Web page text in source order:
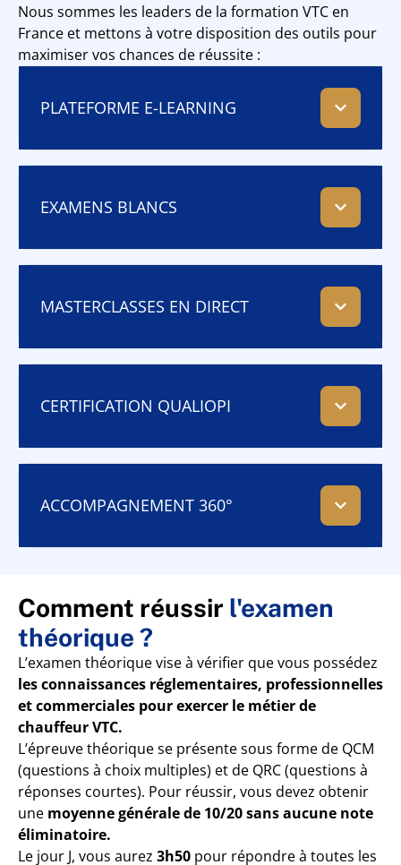
Nous sommes les leaders de la formation VTC en
France et mettons à votre disposition des outils pour
maximiser vos chances de réussite :
PLATEFORME E-LEARNING
EXAMENS BLANCS
MASTERCLASSES EN DIRECT
CERTIFICATION QUALIOPI
ACCOMPAGNEMENT 360°
Comment réussir l'examen
théorique ?
L’examen théorique vise à vérifier que vous possédez
les connaissances réglementaires, professionnelles
et commerciales pour exercer le métier de
chauffeur VTC.
L’épreuve théorique se présente sous forme de QCM
(questions à choix multiples) et de QRC (questions à
réponses courtes). Pour réussir, vous devez obtenir
une moyenne générale de 10/20sans aucune note
éliminatoire.
Le jour J, vous aurez 3h50 pour répondre à toutes les